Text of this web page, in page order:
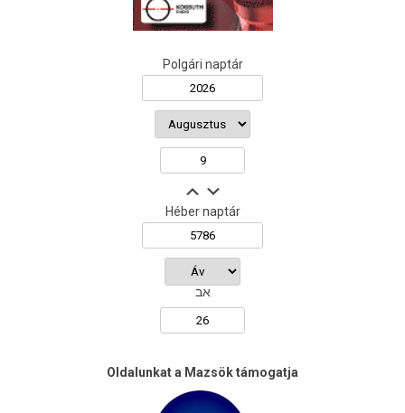
Polgári naptár
Héber naptár
אב
Oldalunkat a Mazsök támogatja